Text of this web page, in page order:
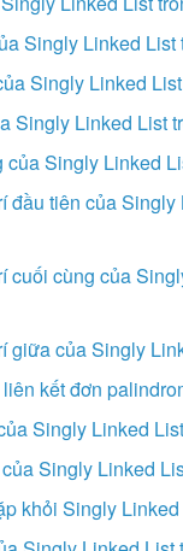
Singly Linked List
Singly Linked
Singly Linked List
của Singly Linked
đầu tiên của Singly
cuối cùng của
giữa của Singly
kết đơn
Singly Linked
Singly Linked
khỏi Singly